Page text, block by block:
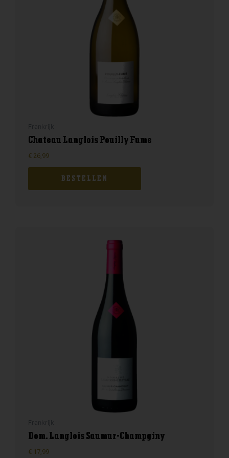
Chateau Langlois Pouilly Fume
€ 26,99
BESTELLEN
Dom. Langlois Saumur-Champginy
€ 17,99